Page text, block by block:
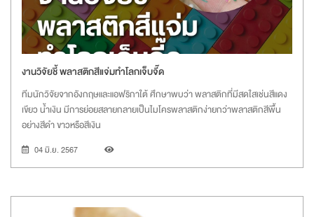
งานวิจัยชี้ พลาสติกสีแจ่มทำโลกเจ็บจี๊ด
ทีมนักวิจัยจากอังกฤษและแอฟริกาใต้ ศึกษาพบว่า พลาสติกที่มีสดใสเช่นสีแดง
เขียว น้ำเงิน มีการย่อยสลายกลายเป็นไมโครพลาสติกง่ายกว่าพลาสติกสีพื้น
อย่างสีดำ ขาวหรือสีเงิน
04 มิ.ย. 2567